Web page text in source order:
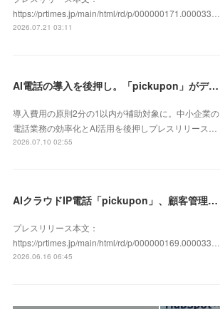
https://prtimes.jp/main/html/rd/p/000000171.000033…
2026.07.21 03:11
AI電話の導入を後押し。「pickupon」がデジタル化・AI導入補助金2026（旧IT導入補助金）の対象ツールとして登録
導入費用の原則2分の1以内が補助対象に。中小企業の
電話業務の効率化とAI活用を後押しプレスリリース…
2026.07.10 02:55
AIクラウドIP電話「pickupon」、顧客管理システム「Mazrica」上の顧客や案件の詳細情報へワンクリックで遷移できる新機能を追加
プレスリリース本文：
https://prtimes.jp/main/html/rd/p/000000169.000033…
2026.06.16 06:45